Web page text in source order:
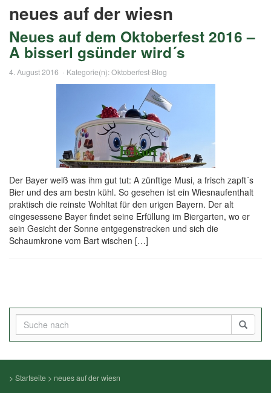
neues auf der wiesn
Neues auf dem Oktoberfest 2016 –
A bisserl gsünder wird´s
4. August 2016 Kategorie(n):Oktoberfest-Blog
Der Bayer weiß was ihm gut tut: A zünftige Musi, a frisch zapft´s
Bier und des am bestn kühl. So gesehen ist ein Wiesnaufenthalt
praktisch die reinste Wohltat für den urigen Bayern. Der alt
eingesessene Bayer findet seine Erfüllung im Biergarten, wo er
sein Gesicht der Sonne entgegenstrecken und sich die
Schaumkrone vom Bart wischen […]
> Startseite > neues auf der wiesn